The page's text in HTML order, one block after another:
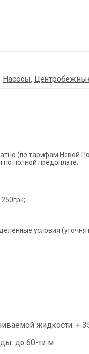
Насосы,
(по тарифам Новой
по полной предоплате;
условия
жидкости: +
до 60-ти м